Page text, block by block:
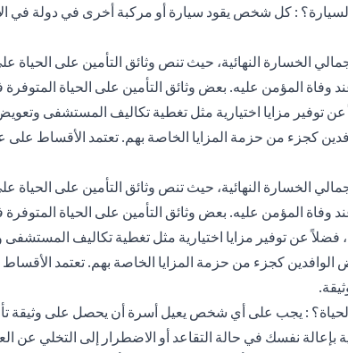
: كل شخص يقود سيارة أو مركبة أخرى في دولة في
الخسارة النهائية، حيث تنص وثائق التأمين على
وفاة المؤمن عليه. بعض وثائق التأمين على الحياة
عن توفير مزايا اختيارية مثل تغطية تكاليف المستشفى
كجزء من حزمة المزايا الخاصة بهم. تعتمد الأقساط على
الخسارة النهائية، حيث تنص وثائق التأمين على
وفاة المؤمن عليه. بعض وثائق التأمين على الحياة
، فضلاً عن توفير مزايا اختيارية مثل تغطية تكاليف
الوافدين كجزء من حزمة المزايا الخاصة بهم. تعتمد
: يجب على أي شخص يعيل أسرة أن يحصل على وثيقة
بإعالة نفسك في حالة التقاعد أو الاضطرار إلى التخلي عن